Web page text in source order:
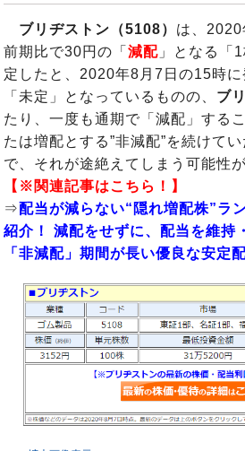
ブリヂストン（5108） は、2020
前期比で30円の「減配 」となる「
定したと、2020年8月7日の15時
「未定」となっているものの、 ブ
たり、一度も通期で「減配」する
たは増配とする”非減配”を続けて
で、それが途絶えてしまう可能性
【※関連記事はこちら！】
⇒配当が減らない“隠れ増配株”ラ
紹介！ 減配をせずに、配当を維持
「非減配」期間が長い優良な安定